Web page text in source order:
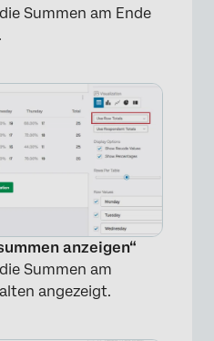
Summen am Ende
anzeigen“
Summen am
angezeigt.